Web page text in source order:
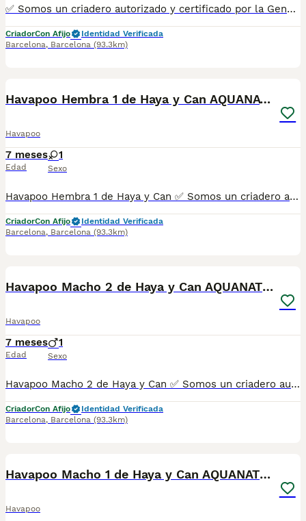
✅ Somos un criadero autorizado y certificado por la Generalitat de Catalunya bajo el número de Núcleo Zoológico G25/00314. PARA MÁS INFORMACIÓN: ☎️ 933095977 📱 685878504 / 674320847 💻 Más fotos y vídeos en nuestra web www.aquanatura.es 🚙 Hacemos envíos 📌 Calle Roger de Flor 45, muy cerca del Arc de Triomf de Barcelona, de Lunes a Sábados. Se entregan con sus vacunas, desparasitados interna y externamente, con microchip y su registro, cartilla sanitaria y contrato de garantías, documentación legal y factura.
CriadorCon Afijo
Identidad Verificada
Barcelona, Barcelona (93.3km)
Havapoo Hembra 1 de Haya y Can AQUANATURA
Havapoo
7 meses
Edad
1
Sexo
Havapoo Hembra 1 de Haya y Can ✅ Somos un criadero autorizado y certificado por la Generalitat de Catalunya bajo el número de Núcleo Zoológico G25/00314. PARA MÁS INFORMACIÓN: ☎️ 933095977 📱 685878504 / 674320847 💻 Más fotos y vídeos en nuestra web www.aquanatura.es 🚙 Hacemos envíos 📌 Calle Roger de Flor 45, muy cerca del Arc de Triomf de Barcelona, de Lunes a Sábados. Se entregan con sus vacunas, desparasitados interna y externamente, con microchip y su registro, cartilla sanitaria y contrato de garantías, documentación legal y factura. AQUANATURA
CriadorCon Afijo
Identidad Verificada
Barcelona, Barcelona (93.3km)
Havapoo Macho 2 de Haya y Can AQUANATURA
Havapoo
7 meses
Edad
1
Sexo
Havapoo Macho 2 de Haya y Can ✅ Somos un criadero autorizado y certificado por la Generalitat de Catalunya bajo el número de Núcleo Zoológico G25/00314. PARA MÁS INFORMACIÓN: ☎️ 933095977 📱 685878504 / 674320847 💻 Más fotos y vídeos en nuestra web www.aquanatura.es 🚙 Hacemos envíos 📌 Calle Roger de Flor 45, muy cerca del Arc de Triomf de Barcelona, de Lunes a Sábados. Se entregan con sus vacunas, desparasitados interna y externamente, con microchip y su registro, cartilla sanitaria y contrato de garantías, documentación legal y factura. AQUANATURA
CriadorCon Afijo
Identidad Verificada
Barcelona, Barcelona (93.3km)
Havapoo Macho 1 de Haya y Can AQUANATURA
Havapoo